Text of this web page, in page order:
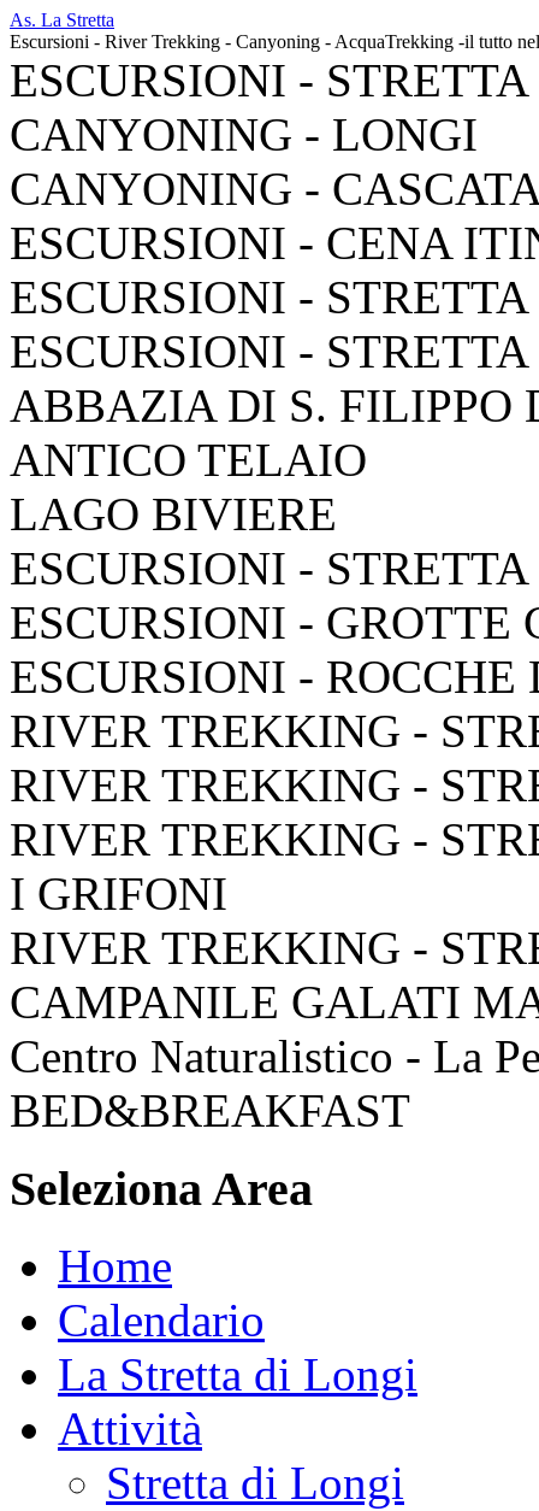
As. La Stretta
Escursioni - River Trekking - Canyoning - AcquaTrekking -il tutto
ESCURSIONI -
CANYONING - LONGI
CANYONING -
ESCURSIONI - CENA
ESCURSIONI -
ESCURSIONI -
ABBAZIA DI S. FILIPPO
ANTICO TELAIO
LAGO BIVIERE
ESCURSIONI -
ESCURSIONI - GROTTE
ESCURSIONI - ROCCHE
RIVER TREKKING -
RIVER TREKKING -
RIVER TREKKING -
I GRIFONI
RIVER TREKKING -
CAMPANILE GALATI
Centro Naturalistico - La
BED&BREAKFAST
Seleziona Area
Home
Calendario
La Stretta di Longi
Attività
Stretta di Longi